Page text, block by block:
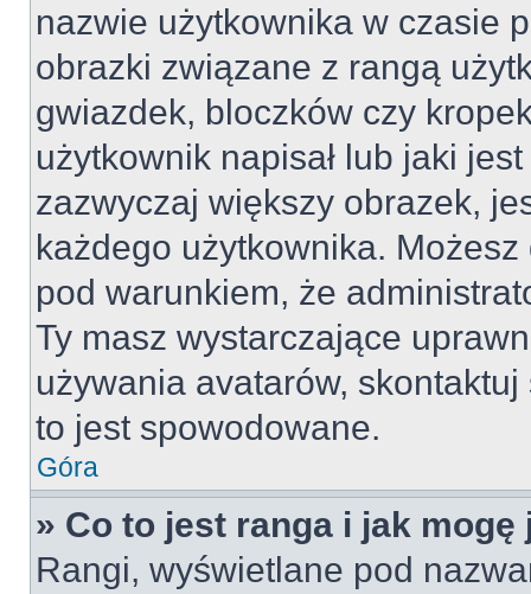
nazwie użytkownika w czasie
obrazki związane z rangą
gwiazdek, bloczków czy
użytkownik napisał lub jaki
zazwyczaj większy obrazek,
każdego użytkownika.
pod warunkiem, że
Ty masz wystarczające
używania avatarów,
to jest spowodowane.
Góra
» Co to jest ranga i jak mogę
Rangi, wyświetlane pod